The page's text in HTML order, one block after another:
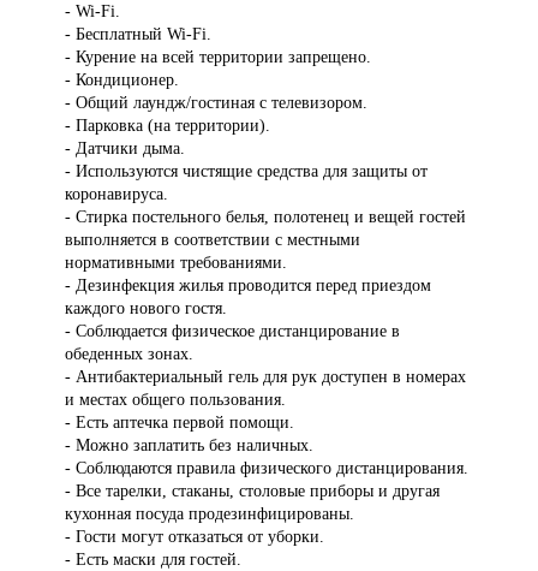
- Wi-Fi.
- Бесплатный Wi-Fi.
- Курение на всей территории запрещено.
- Кондиционер.
- Общий лаундж/гостиная с телевизором.
- Парковка (на территории).
- Датчики дыма.
- Используются чистящие средства для защиты от
коронавируса.
- Стирка постельного белья, полотенец и вещей гостей
выполняется в соответствии с местными
нормативными требованиями.
- Дезинфекция жилья проводится перед приездом
каждого нового гостя.
- Соблюдается физическое дистанцирование в
обеденных зонах.
- Антибактериальный гель для рук доступен в номерах
и местах общего пользования.
- Есть аптечка первой помощи.
- Можно заплатить без наличных.
- Соблюдаются правила физического дистанцирования.
- Все тарелки, стаканы, столовые приборы и другая
кухонная посуда продезинфицированы.
- Гости могут отказаться от уборки.
- Есть маски для гостей.